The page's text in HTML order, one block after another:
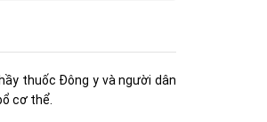
thuốc Đông y và người dân
cơ thể.